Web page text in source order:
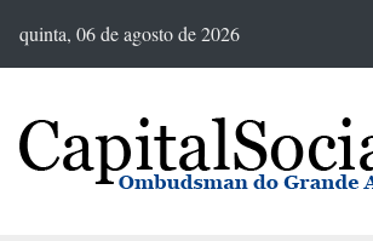
quinta, 06 de agosto de 2026